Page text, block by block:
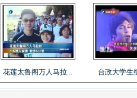
花莲太鲁阁万人马拉... 台政大学生